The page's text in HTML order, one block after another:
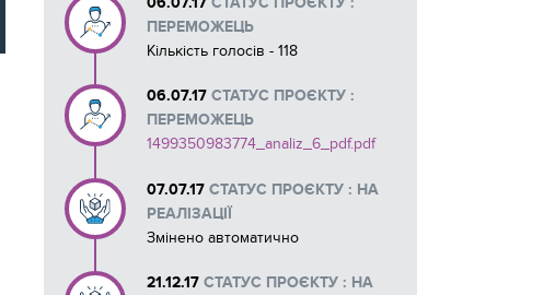
ПЕРЕМОЖЕЦЬ
Кількість голосів - 118
06.07.17 СТАТУС ПРОЄКТУ :
ПЕРЕМОЖЕЦЬ
1499350983774_analiz_6_pdf.pdf
07.07.17 СТАТУС ПРОЄКТУ : НА
РЕАЛІЗАЦІЇ
Змінено автоматично
21.12.17 СТАТУС ПРОЄКТУ : НА